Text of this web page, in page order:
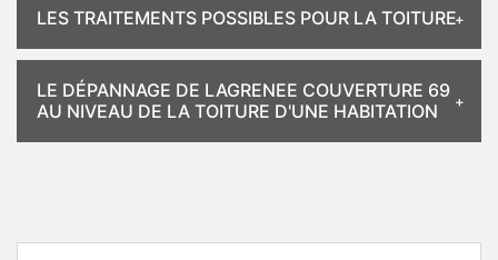
LES TRAITEMENTS POSSIBLES POUR LA TOITURE
LE DÉPANNAGE DE LAGRENEE COUVERTURE 69
AU NIVEAU DE LA TOITURE D'UNE HABITATION